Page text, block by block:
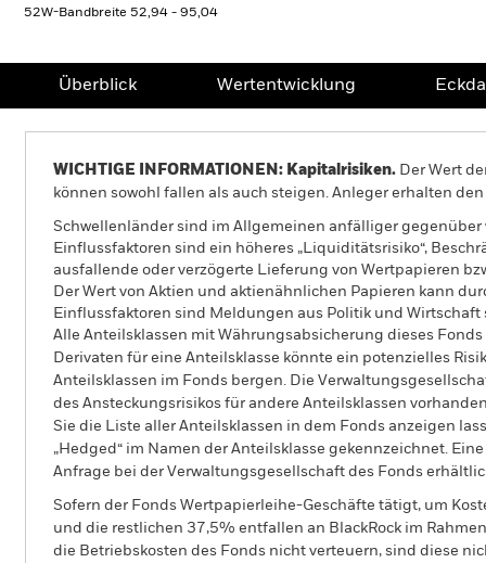
52W-Bandbreite 52,94 - 95,04
Überblick Wertentwicklung
WICHTIGE INFORMATIONEN: Kapitalrisiken. Der Wert
können sowohl fallen als auch steigen. Anleger erhalten
Schwellenländer sind im Allgemeinen anfälliger
Einflussfaktoren sind ein höheres „Liquiditätsrisiko“,
ausfallende oder verzögerte Lieferung von Wertpapieren
Der Wert von Aktien und aktienähnlichen Papieren kann
Einflussfaktoren sind Meldungen aus Politik und
Alle Anteilsklassen mit Währungsabsicherung dieses
Derivaten für eine Anteilsklasse könnte ein potenzielles
Anteilsklassen im Fonds bergen. Die
des Ansteckungsrisikos für andere Anteilsklassen
Sie die Liste aller Anteilsklassen in dem Fonds anzeigen
„Hedged“ im Namen der Anteilsklasse gekennzeichnet.
Anfrage bei der Verwaltungsgesellschaft des Fonds
Sofern der Fonds Wertpapierleihe-Geschäfte tätigt, um
und die restlichen 37,5% entfallen an BlackRock im
die Betriebskosten des Fonds nicht verteuern, sind diese